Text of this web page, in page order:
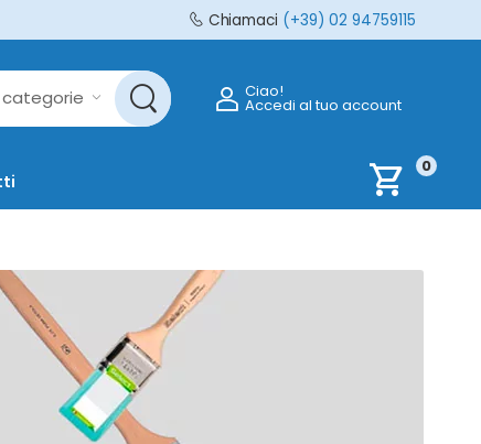
Chiamaci (+39) 02 94759115
Ciao!
Accedi al tuo account
shopping_cart 0